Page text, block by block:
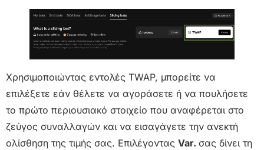
Χρησιμοποιώντας εντολές TWAP, μπορείτε να
επιλέξετε εάν θέλετε να αγοράσετε ή να πουλήσετε
το πρώτο περιουσιακό στοιχείο που αναφέρεται στο
ζεύγος συναλλαγών και να εισαγάγετε την ανεκτή
ολίσθηση της τιμής σας. Επιλέγοντας Var. σας δίνει τη